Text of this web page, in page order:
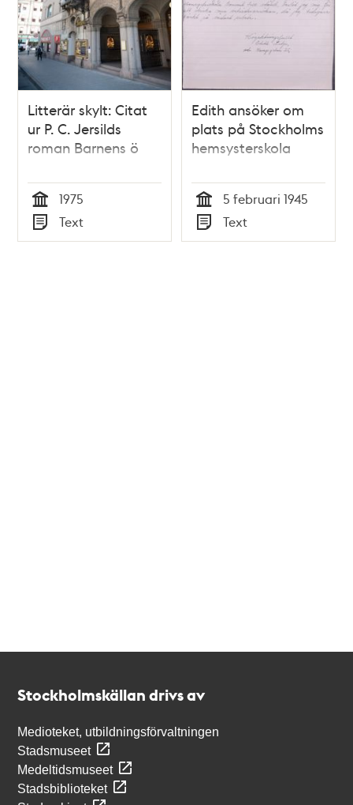
Litterär skylt: Citat
ur P. C. Jersilds
roman Barnens ö
Tid
1975
Typ
Text
Edith ansöker om
plats på Stockholms
hemsysterskola
Tid
5 februari 1945
Typ
Text
Stockholmskällan drivs av
Medioteket, utbildningsförvaltningen
Stadsmuseet
Medeltidsmuseet
Stadsbiblioteket